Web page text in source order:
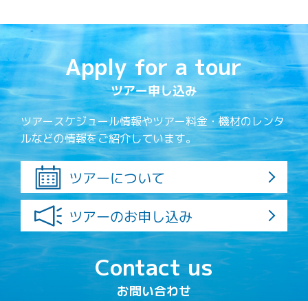
Apply for a tour
ツアー申し込み
ツアースケジュール情報やツアー料金・機材のレンタ
ルなどの情報をご紹介しています。
ツアーについて
ツアーのお申し込み
Contact us
お問い合わせ